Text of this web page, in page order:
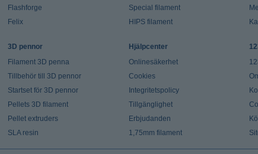
Flashforge
Felix
Special filament
HIPS filament
3D pennor
Filament 3D penna
Tillbehör till 3D pennor
Startset för 3D pennor
Pellets 3D filament
Pellet extruders
SLA resin
Hjälpcenter
Onlinesäkerhet
Cookies
Integritetspolicy
Tillgänglighet
Erbjudanden
1,75mm filament